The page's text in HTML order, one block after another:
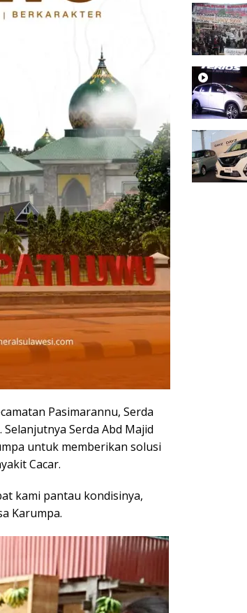
Pasimarannu, Serda
Serda Abd Majid
untuk memberikan solusi
Cacar.
kami pantau kondisinya,
Karumpa.